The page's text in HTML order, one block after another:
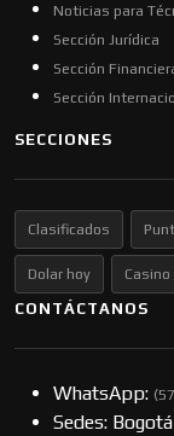
Noticias para
Sección Jurídica
Sección
Sección
SECCIONES
Clasificados
Dolar hoy
CONTÁCTANOS
WhatsApp:
Sedes: